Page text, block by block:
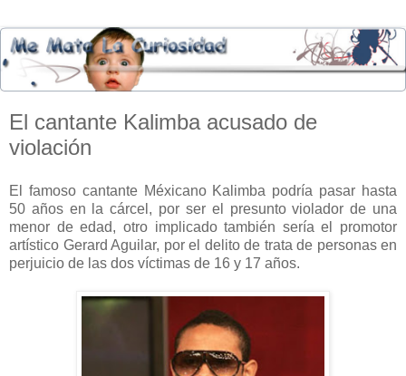
El cantante Kalimba acusado de
violación
El famoso cantante Méxicano Kalimba podría pasar hasta
50 años en la cárcel, por ser el presunto violador de una
menor de edad, otro implicado también sería el promotor
artístico Gerard Aguilar, por el delito de trata de personas en
perjuicio de las dos víctimas de 16 y 17 años.